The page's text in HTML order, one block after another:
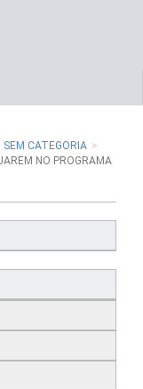
SEM CATEGORIA
NO PROGRAMA